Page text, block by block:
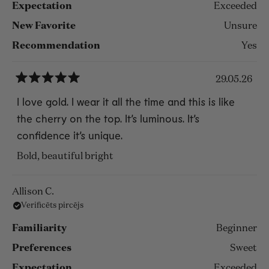
Expectation Exceeded
New Favorite Unsure
Recommendation Yes
ar
5
no
zvaigznēm
29.05.26
I love gold. I wear it all the time and this is like
the cherry on the top. It’s luminous. It’s
confidence it’s unique.
Bold, beautiful bright
Allison C.
Verificēts pircējs
Familiarity Beginner
Preferences Sweet